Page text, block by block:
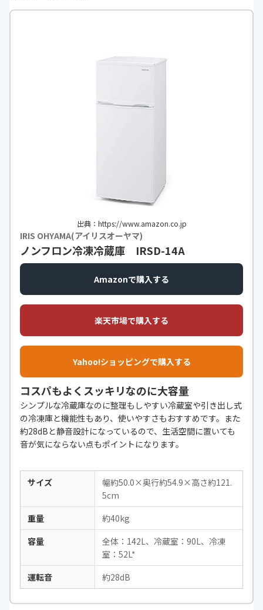
出典：https://www.amazon.co.jp
IRIS OHYAMA(アイリスオーヤマ)
ノンフロン冷凍冷蔵庫 IRSD-14A
Amazonで購入する
楽天市場で購入する
Yahoo!ショッピングで購入する
コスパもよくスッキリなのに大容量
シンプルな冷蔵庫なのに整理もしやすい冷蔵室や引き出し式
の冷凍庫と機能性もあり、使いやすさもおすすめです。また
約28dBと静音設計になっているので、生活空間に置いても
音が気にならない点もポイントになります。
サイズ
幅約50.0×奥行約54.9×高さ約121.
5cm
重量
約40kg
容量
全体：142L、冷蔵室：90L、冷凍
室：52L*
運転音
約28dB